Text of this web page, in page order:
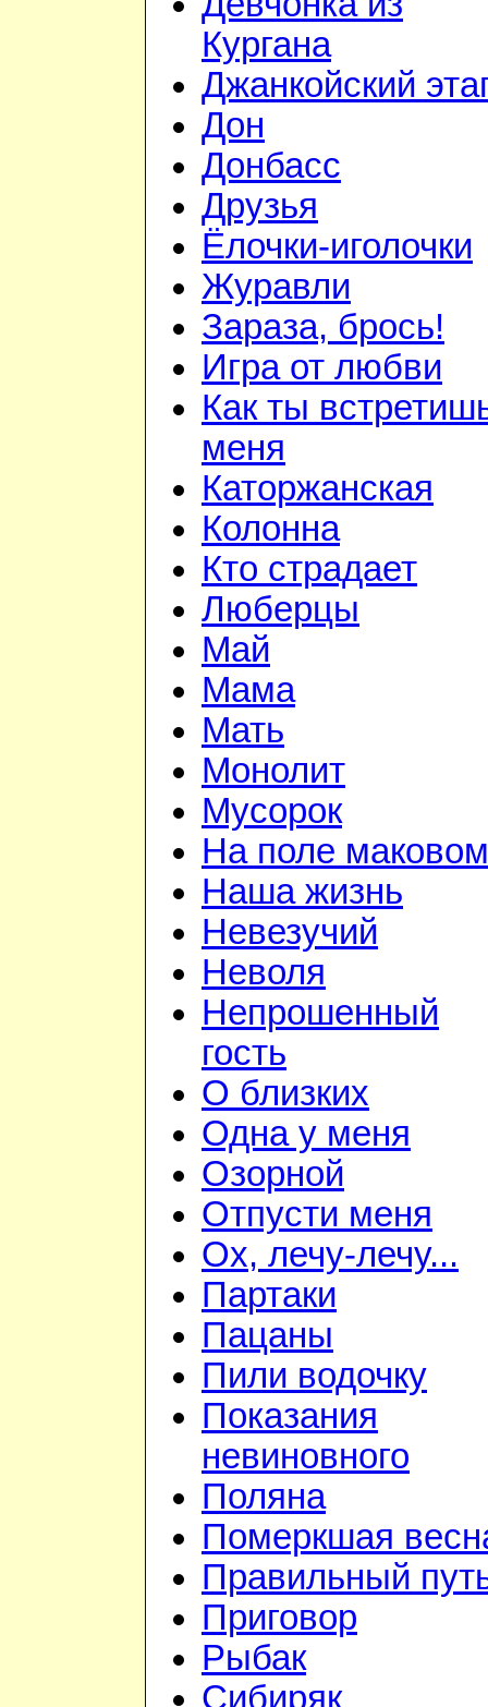
Кургана
Джанкойский
Дон
Донбасс
Друзья
Ёлочки-иголочки
Журавли
Зараза, брось!
Игра от любви
Как ты
меня
Каторжанская
Колонна
Кто страдает
Люберцы
Май
Мама
Мать
Монолит
Мусорок
На поле маковом
Наша жизнь
Невезучий
Неволя
Непрошенный
гость
О близких
Одна у меня
Озорной
Отпусти меня
Ох, лечу-лечу...
Партаки
Пацаны
Пили водочку
Показания
невиновного
Поляна
Померкшая
Правильный
Приговор
Рыбак
Сибиряк